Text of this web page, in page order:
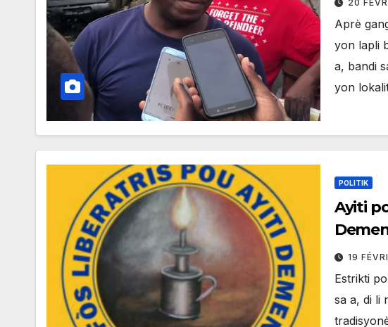
20
Aprè
yon lapli
a, bandi
yon
POLITIK
Ayiti
pwen
19
Estrikti
sa a, di li